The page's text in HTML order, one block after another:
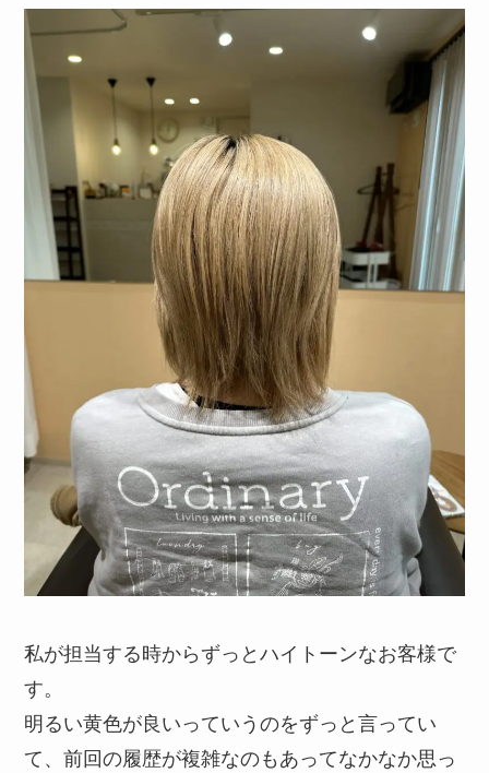
私が担当する時からずっとハイトーンなお客様で
す。
明るい黄色が良いっていうのをずっと言ってい
て、前回の履歴が複雑なのもあってなかなか思っ